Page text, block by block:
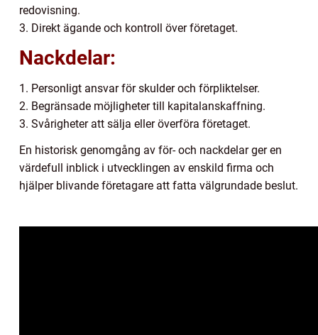
redovisning.
3. Direkt ägande och kontroll över företaget.
Nackdelar:
1. Personligt ansvar för skulder och förpliktelser.
2. Begränsade möjligheter till kapitalanskaffning.
3. Svårigheter att sälja eller överföra företaget.
En historisk genomgång av för- och nackdelar ger en
värdefull inblick i utvecklingen av enskild firma och
hjälper blivande företagare att fatta välgrundade beslut.